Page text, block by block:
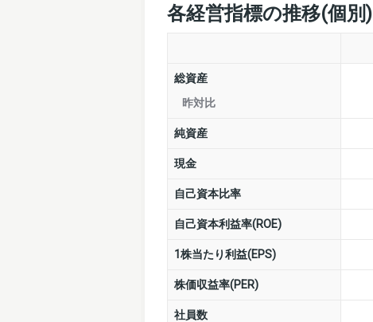
各経営指標の推移(個別)
総資産
昨対比
純資産
現金
自己資本比率
自己資本利益率(ROE)
1株当たり利益(EPS)
株価収益率(PER)
社員数